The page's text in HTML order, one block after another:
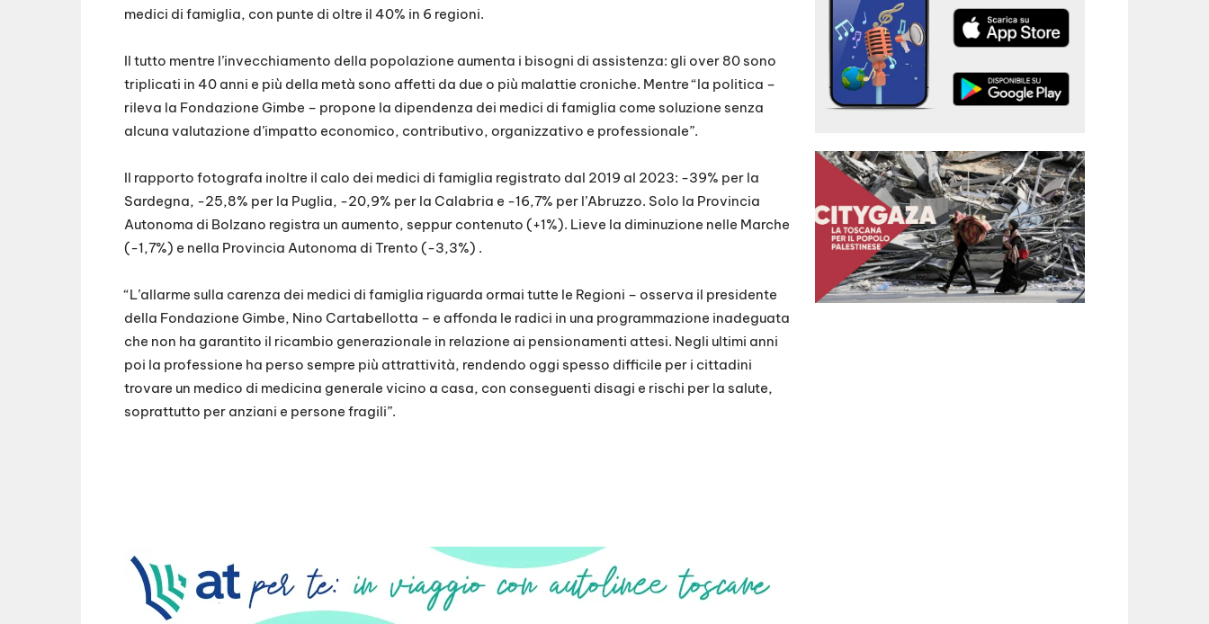
medici di famiglia, con punte di oltre il 40% in 6 regioni.
Il tutto mentre l’invecchiamento della popolazione aumenta i bisogni di assistenza: gli over 80 sono
triplicati in 40 anni e più della metà sono affetti da due o più malattie croniche. Mentre “la politica –
rileva la Fondazione Gimbe – propone la dipendenza dei medici di famiglia come soluzione senza
alcuna valutazione d’impatto economico, contributivo, organizzativo e professionale”.
Il rapporto fotografa inoltre il calo dei medici di famiglia registrato dal 2019 al 2023: -39% per la
Sardegna, -25,8% per la Puglia, -20,9% per la Calabria e -16,7% per l’Abruzzo. Solo la Provincia
Autonoma di Bolzano registra un aumento, seppur contenuto (+1%). Lieve la diminuzione nelle Marche
(-1,7%) e nella Provincia Autonoma di Trento (-3,3%) .
“L’allarme sulla carenza dei medici di famiglia riguarda ormai tutte le Regioni – osserva il presidente
della Fondazione Gimbe, Nino Cartabellotta – e affonda le radici in una programmazione inadeguata
che non ha garantito il ricambio generazionale in relazione ai pensionamenti attesi. Negli ultimi anni
poi la professione ha perso sempre più attrattività, rendendo oggi spesso difficile per i cittadini
trovare un medico di medicina generale vicino a casa, con conseguenti disagi e rischi per la salute,
soprattutto per anziani e persone fragili”.